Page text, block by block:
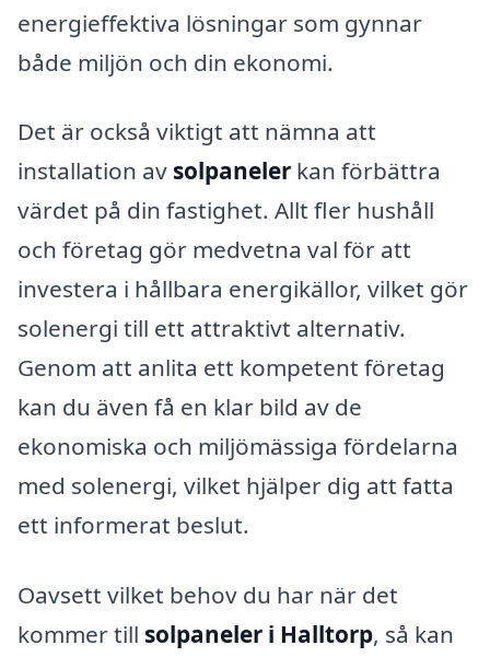
energieffektiva lösningar som gynnar
både miljön och din ekonomi.
Det är också viktigt att nämna att
installation av solpaneler kan förbättra
värdet på din fastighet. Allt fler hushåll
och företag gör medvetna val för att
investera i hållbara energikällor, vilket gör
solenergi till ett attraktivt alternativ.
Genom att anlita ett kompetent företag
kan du även få en klar bild av de
ekonomiska och miljömässiga fördelarna
med solenergi, vilket hjälper dig att fatta
ett informerat beslut.
Oavsett vilket behov du har när det
kommer till solpaneler i Halltorp, så kan